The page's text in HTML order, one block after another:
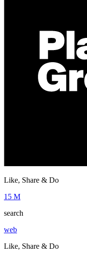
Like, Share & Do
15 M
search
web
Like, Share & Do